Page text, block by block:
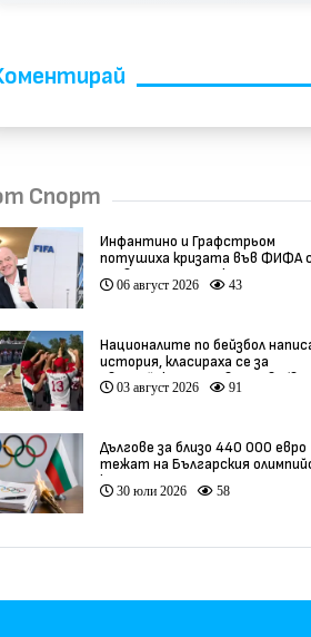
Спорт
Инфантино и Графстрьом
потушиха кризата във ФИФА
провалената сделка
06 август 2026 43
Националите по бейзбол
история, класираха се за
Европейското първенство
03 август 2026 91
Дългове за близо 440 000 евро
тежат на Българския
комитет
30 юли 2026 58